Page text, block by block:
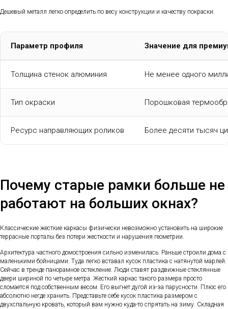
Дешевый металл легко определить по весу конструкции и качеству покраски.
Параметр профиля Значение для
Толщина стенок алюминия Не менее одного
Тип окраски Порошковая
Ресурс направляющих роликов Более десяти тысяч
Почему старые рамки больше не
работают на больших окнах?
Классические жесткие каркасы физически невозможно установить на широкие
террасные порталы без потери жесткости и нарушения геометрии.
Архитектура частного домостроения сильно изменилась. Раньше строили дома с
маленькими бойницами. Туда легко вставал кусок пластика с натянутой марлей.
Сейчас в тренде панорамное остекление. Люди ставят раздвижные стеклянные
двери шириной по четыре метра. Жесткий каркас такого размера просто
сломается под собственным весом. Его выгнет дугой из-за парусности. Плюс его
абсолютно негде хранить. Представьте себе кусок пластика размером с
двухспальную кровать, который вам нужно куда-то спрятать на зиму. Складная